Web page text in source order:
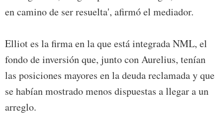
en camino de ser resuelta', afirmó el mediador.
Elliot es la firma en la que está integrada NML, el
fondo de inversión que, junto con Aurelius, tenían
las posiciones mayores en la deuda reclamada y que
se habían mostrado menos dispuestas a llegar a un
arreglo.